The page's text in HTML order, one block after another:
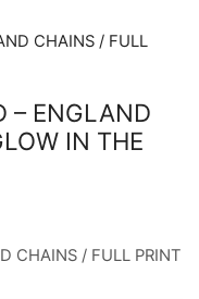
– ENGLAND
IN THE
CHAINS / FULL PRINT